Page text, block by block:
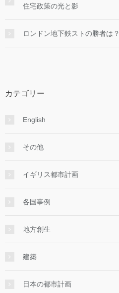
住宅政策の光と影
ロンドン地下鉄ストの勝者は？
カテゴリー
English
その他
イギリス都市計画
各国事例
地方創生
建築
日本の都市計画